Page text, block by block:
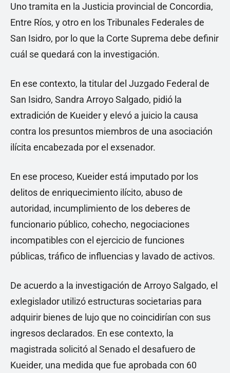
Uno tramita en la Justicia provincial de Concordia,
Entre Ríos, y otro en los Tribunales Federales de
San Isidro, por lo que la Corte Suprema debe definir
cuál se quedará con la investigación.
En ese contexto, la titular del Juzgado Federal de
San Isidro, Sandra Arroyo Salgado, pidió la
extradición de Kueider y elevó a juicio la causa
contra los presuntos miembros de una asociación
ilícita encabezada por el exsenador.
En ese proceso, Kueider está imputado por los
delitos de enriquecimiento ilícito, abuso de
autoridad, incumplimiento de los deberes de
funcionario público, cohecho, negociaciones
incompatibles con el ejercicio de funciones
públicas, tráfico de influencias y lavado de activos.
De acuerdo a la investigación de Arroyo Salgado, el
exlegislador utilizó estructuras societarias para
adquirir bienes de lujo que no coincidirían con sus
ingresos declarados. En ese contexto, la
magistrada solicitó al Senado el desafuero de
Kueider, una medida que fue aprobada con 60